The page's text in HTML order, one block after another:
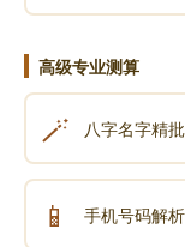
《易经》第三
《易经》第四
《易经》第四
高级专业测算
🪄 八字名字精批
📱 手机号码解析